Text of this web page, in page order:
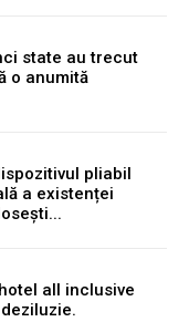
state au trecut
o anumită
pliabil
a existenței
all inclusive